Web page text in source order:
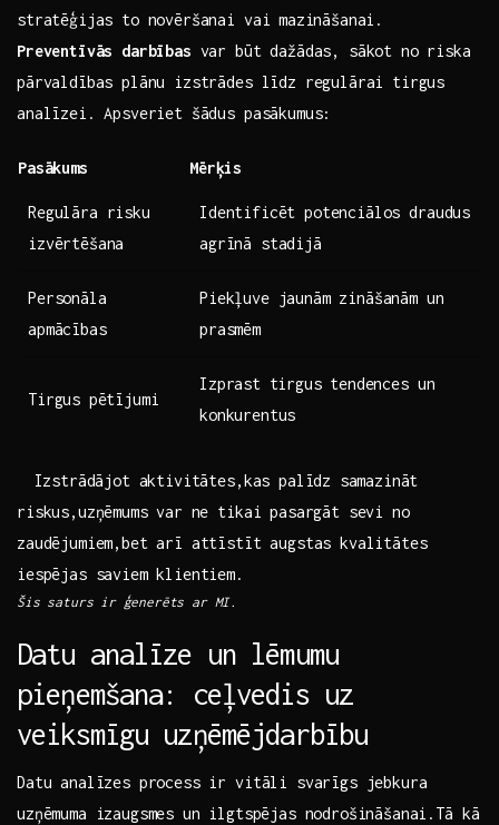
stratēģijas to novēršanai vai⁤ mazināšanai.
Preventīvās darbības var būt dažādas, ​sākot no riska⁣
pārvaldības plānu izstrādes ‌līdz regulārai​ tirgus
analīzei. Apsveriet šādus ‌pasākumus: ‌ ⁣ ​
Pasākums Mērķis
Regulāra risku
izvērtēšana
Identificēt potenciālos draudus
agrīnā stadijā
Personāla
apmācības
Piekļuve jaunām zināšanām un
prasmēm
Tirgus ⁣pētījumi
Izprast⁢ tirgus ⁢tendences ‌un
konkurentus
‌ ⁣ Izstrādājot aktivitātes,kas palīdz⁣ samazināt
riskus,uzņēmums var⁣ ne tikai pasargāt​ sevi no
‌zaudējumiem,bet arī attīstīt augstas kvalitātes
iespējas saviem klientiem.
Šis saturs⁤ ir ģenerēts ar ⁢MI.
Datu analīze un lēmumu
pieņemšana: ceļvedis uz
veiksmīgu ​uzņēmējdarbību
Datu analīzes process ir ‍vitāli svarīgs jebkura
uzņēmuma‌ izaugsmes un⁢ ilgtspējas‍ nodrošināšanai.Tā‍ kā